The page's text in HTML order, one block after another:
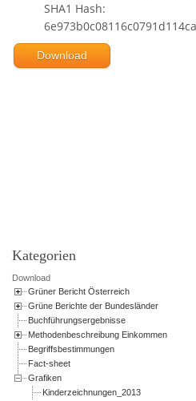
SHA1 Hash:
Download
Kategorien
Download
Grüner Bericht Österreich
Grüne Berichte der Bundesländer
Buchführungsergebnisse
Methodenbeschreibung Einkommen
Begriffsbestimmungen
Fact-sheet
Grafiken
Kinderzeichnungen_2013